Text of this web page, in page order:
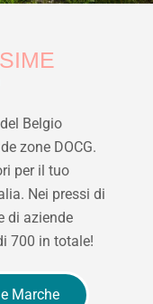
Belgio
zone DOCG.
per il tuo
Nei pressi di
di aziende
700 in totale!
Marche